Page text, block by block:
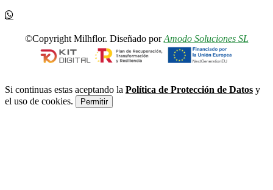
©Copyright Milhflor. Diseñado porAmodo Soluciones SL
Si continuas estas aceptando la Política de Protección de Datos y
el uso de cookies.
Permitir